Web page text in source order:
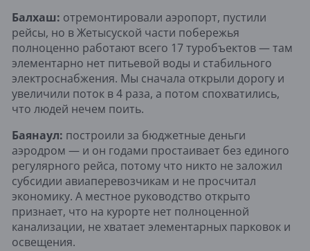
Балхаш: отремонтировали аэропорт, пустили
рейсы, но в Жетысуской части побережья
полноценно работают всего 17 туробъектов — там
элементарно нет питьевой воды и стабильного
электроснабжения. Мы сначала открыли дорогу и
увеличили поток в 4 раза, а потом спохватились,
что людей нечем поить.
Баянаул: построили за бюджетные деньги
аэродром — и он годами простаивает без единого
регулярного рейса, потому что никто не заложил
субсидии авиаперевозчикам и не просчитал
экономику. А местное руководство открыто
признает, что на курорте нет полноценной
канализации, не хватает элементарных парковок и
освещения.